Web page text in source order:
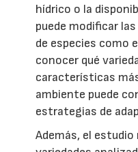
hídrico o la
puede modificar
de especies como
conocer qué
características
ambiente puede
estrategias de
Además, el